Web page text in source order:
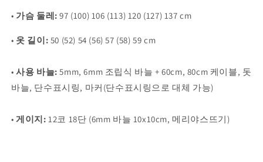
• 가슴 둘레:97 (100) 106 (113) 120 (127) 137 cm
• 옷 길이: 50 (52) 54 (56) 57 (58) 59 cm
•사용 바늘:5mm, 6mm 조립식 바늘 + 60cm, 80cm 케이블, 돗
바늘, 단수표시링, 마커(단수표시링으로 대체 가능)
•게이지:12코 18단 (6mm 바늘 10x10cm, 메리야스뜨기)